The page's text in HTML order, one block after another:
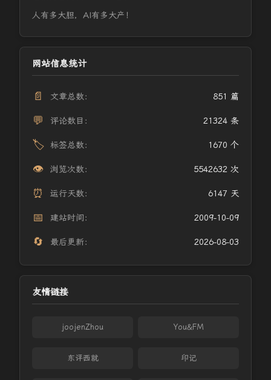
人有多大胆，AI有多大产！
网站信息统计
📄 文章总数： 851 篇
💬 评论数目： 21324 条
🏷️ 标签总数： 1670 个
👁️ 浏览次数： 5542632 次
⏰ 运行天数： 6147 天
📅 建站时间： 2009-10-09
🔄 最后更新： 2026-08-03
友情链接
joojenZhou You&FM
东评西就 印记